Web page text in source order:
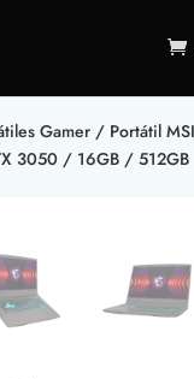
Gamer/ Portátil
3050 / 16GB / 512GB